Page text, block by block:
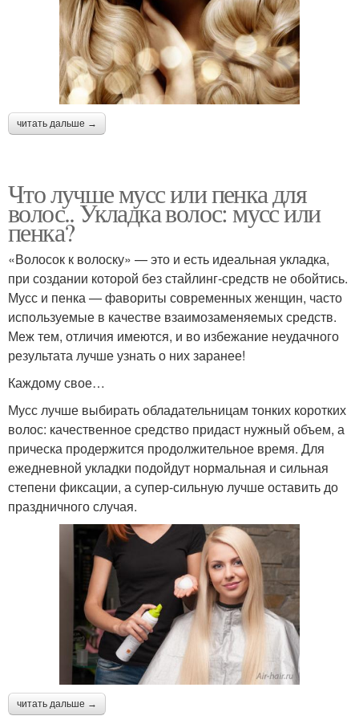
читать дальше →
Что лучше мусс или пенка для
волос.. Укладка волос: мусс или
пенка?
«Волосок к волоску» — это и есть идеальная укладка,
при создании которой без стайлинг-средств не обойтись.
Мусс и пенка — фавориты современных женщин, часто
используемые в качестве взаимозаменяемых средств.
Меж тем, отличия имеются, и во избежание неудачного
результата лучше узнать о них заранее!
Каждому свое…
Мусс лучше выбирать обладательницам тонких коротких
волос: качественное средство придаст нужный объем, а
прическа продержится продолжительное время. Для
ежедневной укладки подойдут нормальная и сильная
степени фиксации, а супер-сильную лучше оставить до
праздничного случая.
читать дальше →